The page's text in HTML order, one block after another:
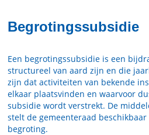
Begrotingssubsidie
Een begrotingssubsidie is een
structureel van aard zijn en die
zijn dat activiteiten van bekende
elkaar plaatsvinden en waarvoor
subsidie wordt verstrekt. De
stelt de gemeenteraad
begroting.